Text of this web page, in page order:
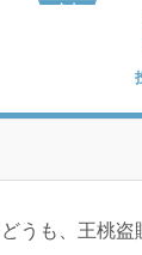
文士
どうも、王桃盗